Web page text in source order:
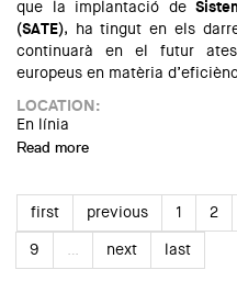
que la implantació de
(SATE), ha tingut en els
continuarà en el futur
europeus en matèria
LOCATION:
En línia
Read more
first previous 1 2
9
… next last